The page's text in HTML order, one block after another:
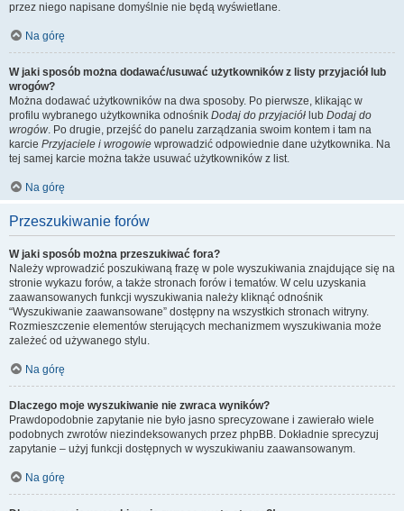
przez niego napisane domyślnie nie będą wyświetlane.
Na górę
W jaki sposób można dodawać/usuwać użytkowników z listy przyjaciół lub
wrogów?
Można dodawać użytkowników na dwa sposoby. Po pierwsze, klikając w
profilu wybranego użytkownika odnośnik Dodaj do przyjaciół lub Dodaj do
wrogów. Po drugie, przejść do panelu zarządzania swoim kontem i tam na
karcie Przyjaciele i wrogowie wprowadzić odpowiednie dane użytkownika. Na
tej samej karcie można także usuwać użytkowników z list.
Na górę
Przeszukiwanie forów
W jaki sposób można przeszukiwać fora?
Należy wprowadzić poszukiwaną frazę w pole wyszukiwania znajdujące się na
stronie wykazu forów, a także stronach forów i tematów. W celu uzyskania
zaawansowanych funkcji wyszukiwania należy kliknąć odnośnik
“Wyszukiwanie zaawansowane” dostępny na wszystkich stronach witryny.
Rozmieszczenie elementów sterujących mechanizmem wyszukiwania może
zależeć od używanego stylu.
Na górę
Dlaczego moje wyszukiwanie nie zwraca wyników?
Prawdopodobnie zapytanie nie było jasno sprecyzowane i zawierało wiele
podobnych zwrotów niezindeksowanych przez phpBB. Dokładnie sprecyzuj
zapytanie – użyj funkcji dostępnych w wyszukiwaniu zaawansowanym.
Na górę